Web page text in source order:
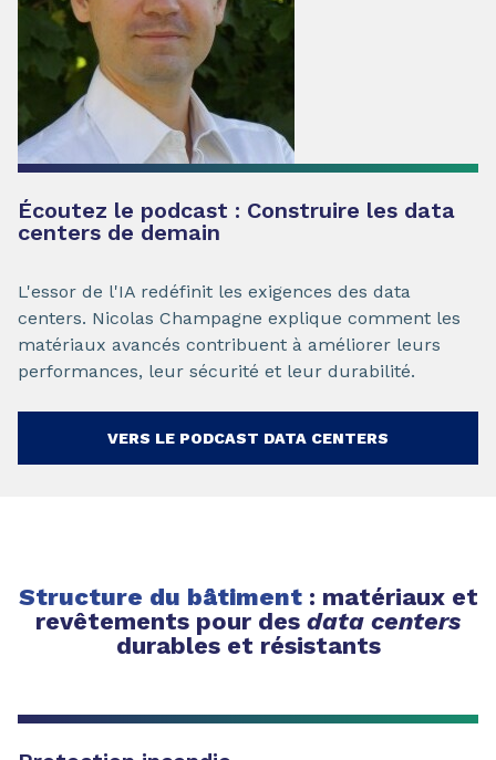
Écoutez le podcast : Construire les data
centers de demain
L'essor de l'IA redéfinit les exigences des data
centers. Nicolas Champagne explique comment les
matériaux avancés contribuent à améliorer leurs
performances, leur sécurité et leur durabilité.
VERS LE PODCAST DATA CENTERS
Structure du bâtiment : matériaux et
revêtements pour des data centers
durables et résistants